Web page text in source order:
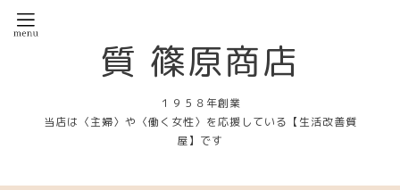
質 篠原商店
１９５８年創業
当店は〈主婦〉や〈働く女性〉を応援している【生活改善質
屋】です